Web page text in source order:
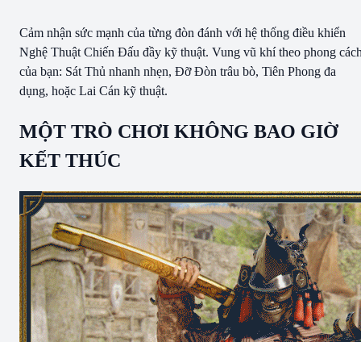
Cảm nhận sức mạnh của từng đòn đánh với hệ thống điều khiển
Nghệ Thuật Chiến Đấu đầy kỹ thuật. Vung vũ khí theo phong
của bạn: Sát Thủ nhanh nhẹn, Đỡ Đòn trâu bò, Tiên Phong đa
dụng, hoặc Lai Cán kỹ thuật.
MỘT TRÒ CHƠI KHÔNG BAO GIỜ
KẾT THÚC